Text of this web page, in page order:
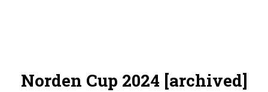
Norden Cup 2024 [archived]